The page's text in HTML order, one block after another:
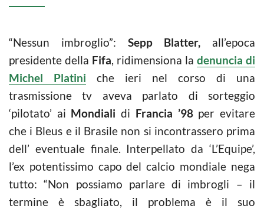
“Nessun imbroglio”: Sepp Blatter, all’epoca
presidente della Fifa, ridimensiona la denuncia di
Michel Platini che ieri nel corso di una
trasmissione tv aveva parlato di sorteggio
‘pilotato’ ai Mondiali di Francia ’98per evitare
che i Bleus e il Brasile non si incontrassero prima
dell’ eventuale finale. Interpellato da ‘L’Equipe’,
l’ex potentissimo capo del calcio mondiale nega
tutto: “Non possiamo parlare di imbrogli – il
termine è sbagliato, il problema è il suo